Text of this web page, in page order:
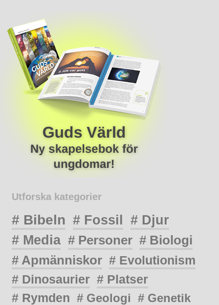
Utforska kategorier
# Bibeln # Fossil # Djur
# Media # Personer # Biologi
# Apmänniskor # Evolutionism
# Dinosaurier # Platser
# Rymden # Geologi # Genetik